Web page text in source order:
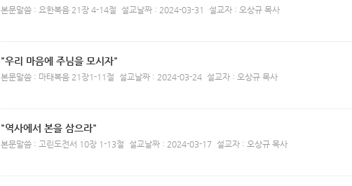
본문말씀 : 요한복음 21장 4-14절 설교날짜 : 2024-03-31 설교자 : 오상규 목사
"우리 마음에 주님을 모시자"
본문말씀 : 마태복음 21장1-11절 설교날짜 : 2024-03-24 설교자 : 오상규 목사
"역사에서 본을 삼으라"
본문말씀 : 고린도전서 10장 1-13절 설교날짜 : 2024-03-17 설교자 : 오상규 목사